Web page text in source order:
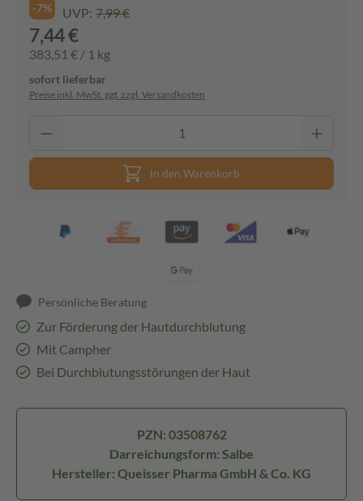
-7% UVP: 7,99 €
7,44 €
383,51 € / 1 kg
sofort lieferbar
Preise inkl. MwSt. ggf. zzgl. Versandkosten
In den Warenkorb
Persönliche Beratung
Zur Förderung der Hautdurchblutung
Mit Campher
Bei Durchblutungsstörungen der Haut
PZN: 03508762
Darreichungsform: Salbe
Hersteller: Queisser Pharma GmbH & Co. KG